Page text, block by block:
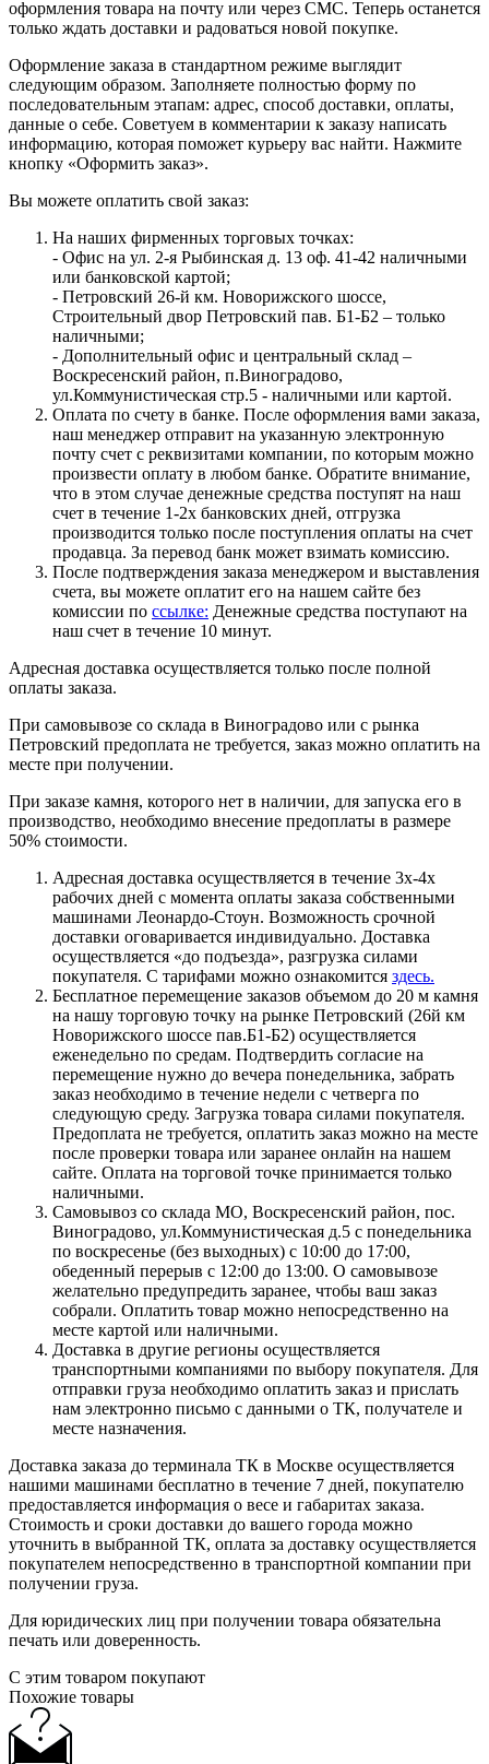
оформления товара на почту или через СМС. Теперь останется
только ждать доставки и радоваться новой покупке.
Оформление заказа в стандартном режиме выглядит
следующим образом. Заполняете полностью форму по
последовательным этапам: адрес, способ доставки, оплаты,
данные о себе. Советуем в комментарии к заказу написать
информацию, которая поможет курьеру вас найти. Нажмите
кнопку «Оформить заказ».
Вы можете оплатить свой заказ:
На наших фирменных торговых точках:
- Офис на ул. 2-я Рыбинская д. 13 оф. 41-42 наличными
или банковской картой;
- Петровский 26-й км. Новорижского шоссе,
Строительный двор Петровский пав. Б1-Б2 – только
наличными;
- Дополнительный офис и центральный склад –
Воскресенский район, п.Виноградово,
ул.Коммунистическая стр.5 - наличными или картой.
Оплата по счету в банке. После оформления вами заказа,
наш менеджер отправит на указанную электронную
почту счет с реквизитами компании, по которым можно
произвести оплату в любом банке. Обратите внимание,
что в этом случае денежные средства поступят на наш
счет в течение 1-2х банковских дней, отгрузка
производится только после поступления оплаты на счет
продавца. За перевод банк может взимать комиссию.
После подтверждения заказа менеджером и выставления
счета, вы можете оплатит его на нашем сайте без
комиссии по ссылке: Денежные средства поступают на
наш счет в течение 10 минут.
Адресная доставка осуществляется только после полной
оплаты заказа.
При самовывозе со склада в Виноградово или с рынка
Петровский предоплата не требуется, заказ можно оплатить на
месте при получении.
При заказе камня, которого нет в наличии, для запуска его в
производство, необходимо внесение предоплаты в размере
50% стоимости.
Адресная доставка осуществляется в течение 3х-4х
рабочих дней с момента оплаты заказа собственными
машинами Леонардо-Стоун. Возможность срочной
доставки оговаривается индивидуально. Доставка
осуществляется «до подъезда», разгрузка силами
покупателя. С тарифами можно ознакомится здесь.
Бесплатное перемещение заказов объемом до 20 м камня
на нашу торговую точку на рынке Петровский (26й км
Новорижского шоссе пав.Б1-Б2) осуществляется
еженедельно по средам. Подтвердить согласие на
перемещение нужно до вечера понедельника, забрать
заказ необходимо в течение недели с четверга по
следующую среду. Загрузка товара силами покупателя.
Предоплата не требуется, оплатить заказ можно на месте
после проверки товара или заранее онлайн на нашем
сайте. Оплата на торговой точке принимается только
наличными.
Самовывоз со склада МО, Воскресенский район, пос.
Виноградово, ул.Коммунистическая д.5 с понедельника
по воскресенье (без выходных) с 10:00 до 17:00,
обеденный перерыв с 12:00 до 13:00. О самовывозе
желательно предупредить заранее, чтобы ваш заказ
собрали. Оплатить товар можно непосредственно на
месте картой или наличными.
Доставка в другие регионы осуществляется
транспортными компаниями по выбору покупателя. Для
отправки груза необходимо оплатить заказ и прислать
нам электронно письмо с данными о ТК, получателе и
месте назначения.
Доставка заказа до терминала ТК в Москве осуществляется
нашими машинами бесплатно в течение 7 дней, покупателю
предоставляется информация о весе и габаритах заказа.
Стоимость и сроки доставки до вашего города можно
уточнить в выбранной ТК, оплата за доставку осуществляется
покупателем непосредственно в транспортной компании при
получении груза.
Для юридических лиц при получении товара обязательна
печать или доверенность.
С этим товаром покупают
Похожие товары